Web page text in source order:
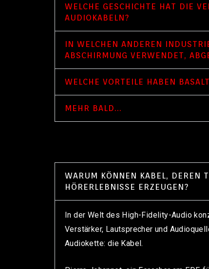
WELCHE GESCHICHTE HAT DIE
AUDIOKABELN?
IN WELCHEN ANDEREN
ABSCHIRMUNG VERWENDET,
WELCHE VORTEILE HABEN
MEHR BALD...
WARUM KÖNNEN KABEL, DEREN
HÖRERLEBNISSE ERZEUGEN?
In der Welt des High-Fidelity-Audio
Verstärker, Lautsprecher und
Audiokette: die Kabel.